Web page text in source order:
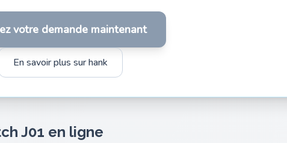
votre demande maintenant
En savoir plus sur hank
J01 en ligne